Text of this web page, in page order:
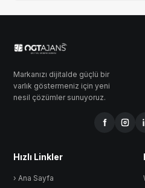
Markanızı dijitalde güçlü bir
varlık göstermeniz için yeni
nesil çözümler sunuyoruz.
Hızlı Linkler
› Ana Sayfa